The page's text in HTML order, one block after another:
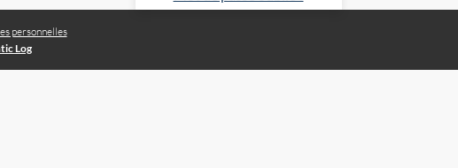
personnelles
Log